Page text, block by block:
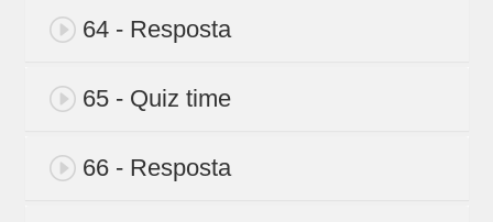
64 - Resposta
65 - Quiz time
66 - Resposta